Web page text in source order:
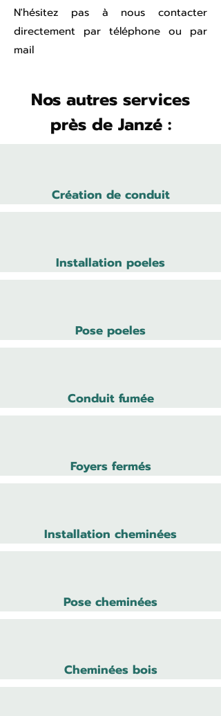
N'hésitez pas à nous contacter
directement par téléphone ou par
mail
Nos autres services
près de Janzé :
Création de conduit
Installation poeles
Pose poeles
Conduit fumée
Foyers fermés
Installation cheminées
Pose cheminées
Cheminées bois